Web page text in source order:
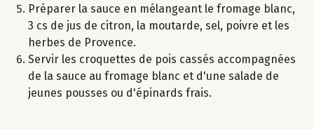
Préparer la sauce en mélangeant le fromage blanc,
3 cs de jus de citron, la moutarde, sel, poivre et les
herbes de Provence.
Servir les croquettes de pois cassés accompagnées
de la sauce au fromage blanc et d'une salade de
jeunes pousses ou d'épinards frais.